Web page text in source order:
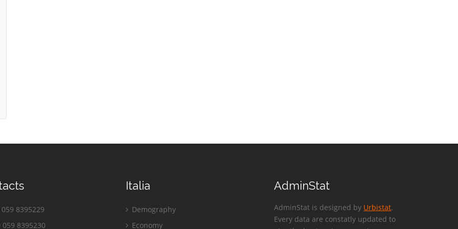
059 8395229
059 8395230
Italia
Demography
Economy
AdminStat
AdminStat is designed by Urbistat.
Every data are constatly updated to